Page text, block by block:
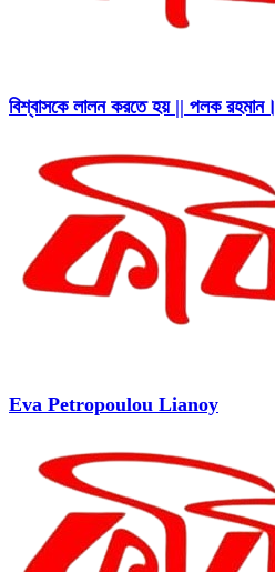
বিশ্বাসকে লালন করতে হয় || পলক রহমান।
Eva Petropoulou Lianoy